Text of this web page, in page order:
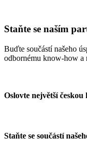
Staňte se naším
Buďte součástí našeho
odbornému know-how a
Oslovte největší
Staňte se součástí